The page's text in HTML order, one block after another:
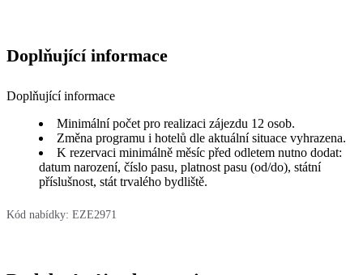
Doplňující informace
Doplňující informace
Minimální počet pro realizaci zájezdu 12 osob.
Změna programu i hotelů dle aktuální situace vyhrazena.
K rezervaci minimálně měsíc před odletem nutno dodat:
datum narození, číslo pasu, platnost pasu (od/do), státní
příslušnost, stát trvalého bydliště.
Kód nabídky: EZE2971